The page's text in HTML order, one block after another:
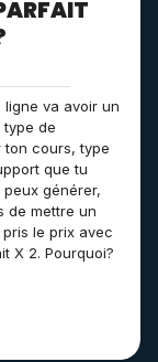
va avoir un
de
ton cours, type
que tu
générer,
de mettre un
le prix avec
X 2. Pourquoi?